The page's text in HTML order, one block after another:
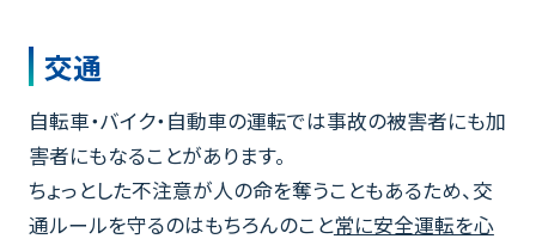
交通
自転車・バイク・自動車の運転では事故の被害者にも加
害者にもなることがあります。
ちょっとした不注意が人の命を奪うこともあるため、交
通ルールを守るのはもちろんのこと常に安全運転を心